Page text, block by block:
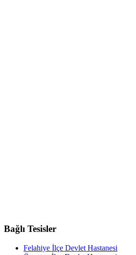
Bağlı Tesisler
Felahiye İlçe Devlet Hastanesi